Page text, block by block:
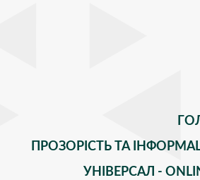
ПРОЗОРІСТЬ ТА
УНІВЕРСАЛ -